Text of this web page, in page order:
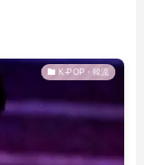
K-POP・韓流